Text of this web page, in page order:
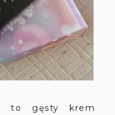
to gęsty krem